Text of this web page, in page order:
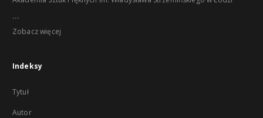
...
Zobacz więcej
Indeksy
Tytuł
Autor